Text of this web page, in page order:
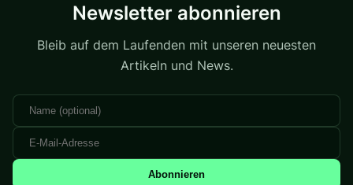
Newsletter abonnieren
Bleib auf dem Laufenden mit unseren neuesten
Artikeln und News.
Abonnieren